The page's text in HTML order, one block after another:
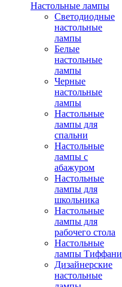
Настольные лампы
Светодиодные
настольные
лампы
Белые
настольные
лампы
Черные
настольные
лампы
Настольные
лампы для
спальни
Настольные
лампы с
абажуром
Настольные
лампы для
школьника
Настольные
лампы для
рабочего стола
Настольные
лампы Тиффани
Дизайнерские
настольные